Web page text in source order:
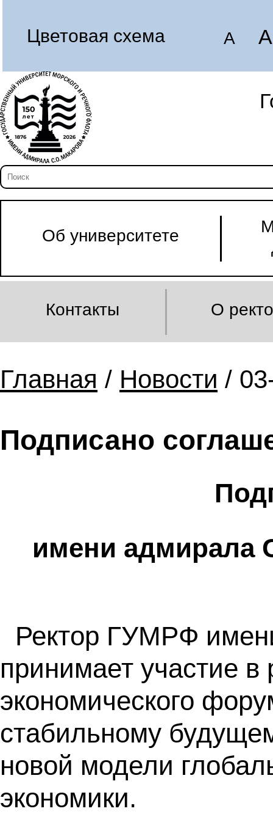
Цветовая схема A A
Об университете
Контакты О
Главная / Новости /
Подписано
имени адмирала
Ректор ГУМРФ
принимает участие в
экономического
стабильному
новой модели
экономики.